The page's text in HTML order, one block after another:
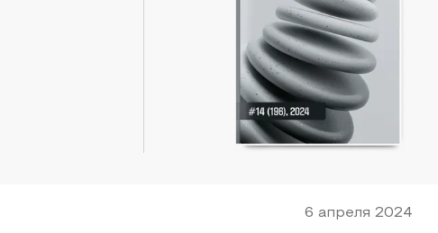
6 апреля 2024